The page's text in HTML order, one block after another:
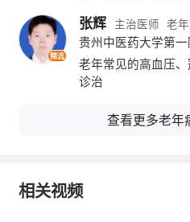
精选
张辉 主治医师 老
贵州中医药大学第
老年常见的高血压
诊治
查看更多老年
相关视频